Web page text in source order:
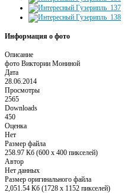
Информация о фото
Описание
фото Виктории Мониной
Дата
28.06.2014
Просмотры
2565
Downloads
450
Оценка
Нет
Размер файла
258.97 Кб (600 x 400 пикселей)
Автор
Нет данных
Размер оригинального файла
2,051.54 Кб (1728 x 1152 пикселей)